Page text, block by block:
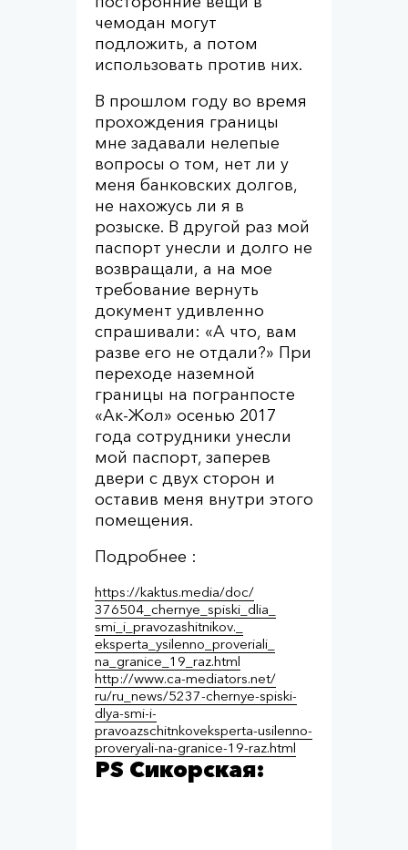
чемодан могут
подложить, а потом
использовать против них.
В прошлом году во время
прохождения границы
мне задавали нелепые
вопросы о том, нет ли у
меня банковских долгов,
не нахожусь ли я в
розыске. В другой раз мой
паспорт унесли и долго не
возвращали, а на мое
требование вернуть
документ удивленно
спрашивали: «А что, вам
разве его не отдали?» При
переходе наземной
границы на погранпосте
«Ак-Жол» осенью 2017
года сотрудники унесли
мой паспорт, заперев
двери с двух сторон и
оставив меня внутри этого
помещения.
​Подробнее :
https://kaktus.media/doc/
376504_chernye_spiski_dlia_
smi_i_pravozashitnikov._
eksperta_ysilenno_proveriali_
na_granice_19_raz.html
http://www.ca-mediators.net/
ru/ru_news/5237-chernye-spiski-
dlya-smi-i-
pravoazschitnkoveksperta-usilenno-
proveryali-na-granice-19-raz.html
PS Сикорская: